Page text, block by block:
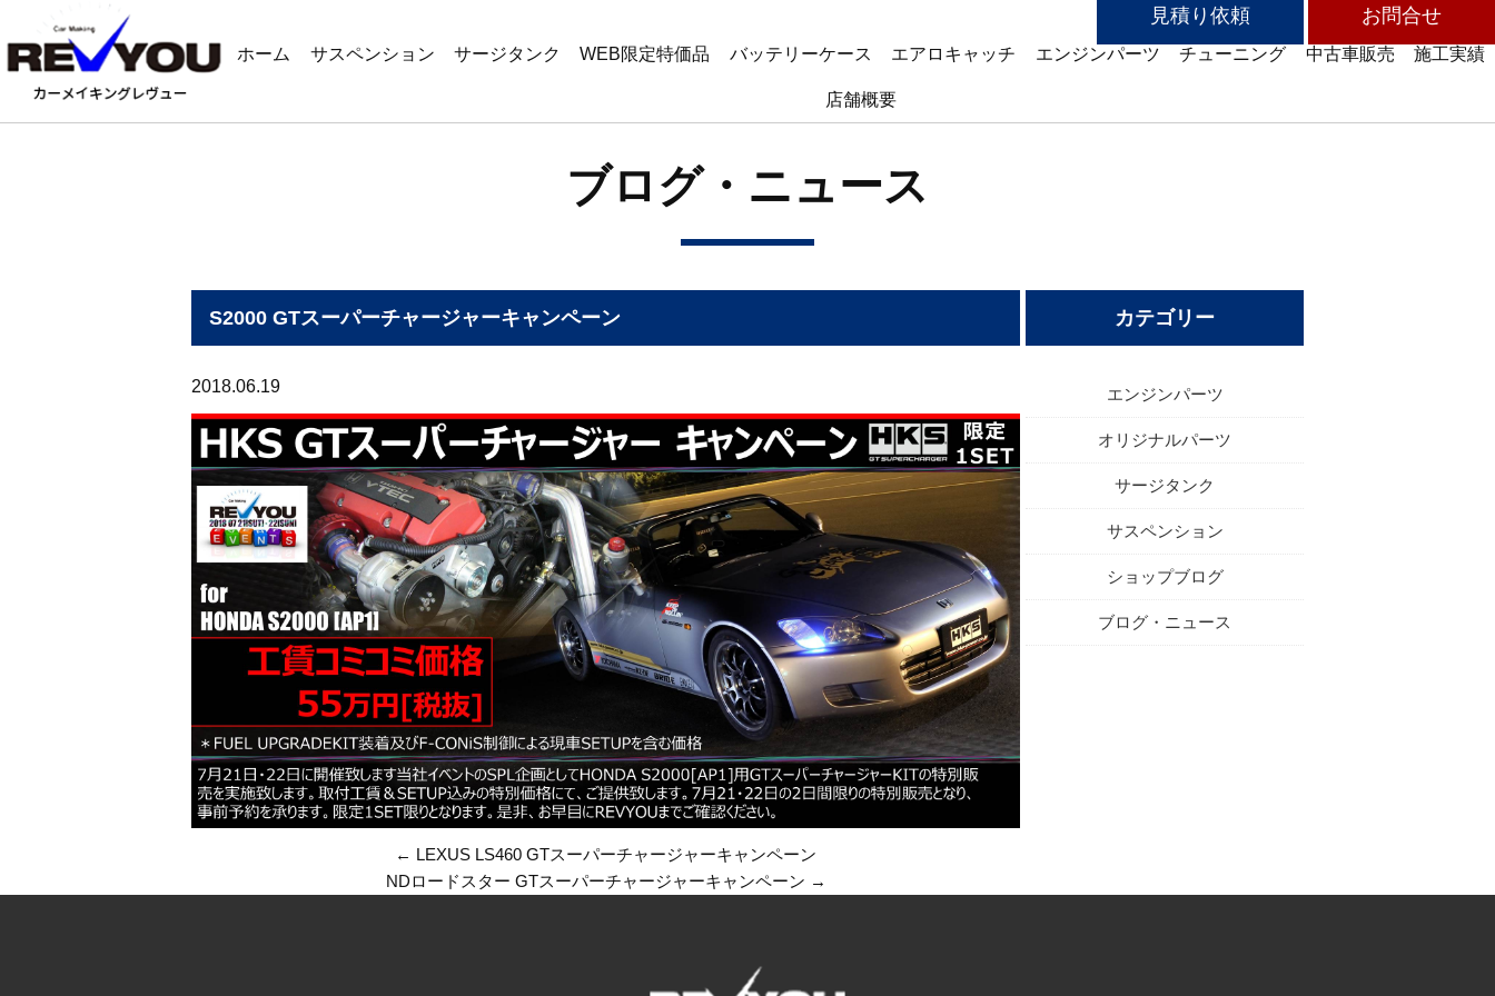
見積り依頼 お問合せ
ホーム サスペンション サージタンク WEB限定特価品 バッテリーケース エアロキャッチ エンジンパーツ チューニング 中古車販売 施工実績
店舗概要
ブログ・ニュース
S2000 GTスーパーチャージャーキャンペーン
2018.06.19
← LEXUS LS460 GTスーパーチャージャーキャンペーン
NDロードスター GTスーパーチャージャーキャンペーン →
カテゴリー
エンジンパーツ
オリジナルパーツ
サージタンク
サスペンション
ショップブログ
ブログ・ニュース